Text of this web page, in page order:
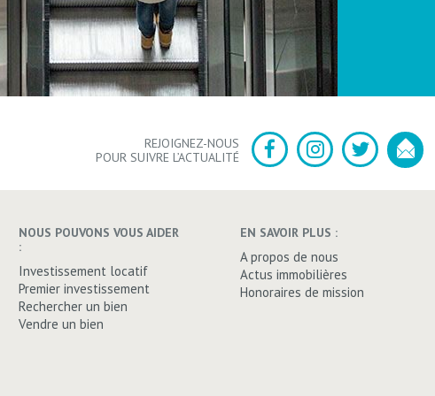
REJOIGNEZ-NOUS
POUR SUIVRE L’ACTUALITÉ
NOUS POUVONS VOUS AIDER
:
Investissement locatif
Premier investissement
Rechercher un bien
Vendre un bien
EN SAVOIR PLUS :
A propos de nous
Actus immobilières
Honoraires de mission